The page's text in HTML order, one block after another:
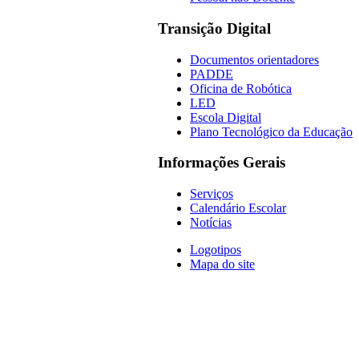
Transição Digital
Documentos orientadores
PADDE
Oficina de Robótica
LED
Escola Digital
Plano Tecnológico da Educação
Informações Gerais
Serviços
Calendário Escolar
Notícias
Logotipos
Mapa do site